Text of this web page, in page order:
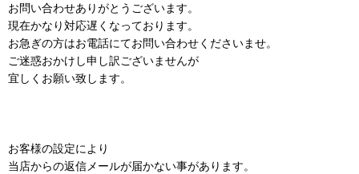
お問い合わせありがとうございます。
現在かなり対応遅くなっております。
お急ぎの方はお電話にてお問い合わせくださいませ。
ご迷惑おかけし申し訳ございませんが
宜しくお願い致します。
お客様の設定により
当店からの返信メールが届かない事があります。